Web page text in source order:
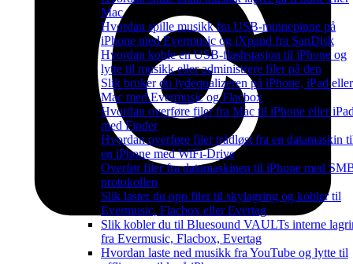
Mac
Hvordan spille musikk fra USB-minnepinne på
iPhone med Evermusic og iXpand fra SanDisk
Hvordan koble en USB-flashstasjon til iPhone og
lytte til musikk eller administrere filer på den
Slik bruker du lydequalizeren på iPhone, iPad eller
Mac med Evermusic og Flacbox
Hvordan overføre filer fra Mac til iPhone eller
med Finder
Hvordan overføre filer trådløst fra en datamaskin
en iPhone med WiFi-Drive
Overfør filer fra datamaskinen til iPhone med
protokollen
Slik laster du opp filer til skylagring og kobler til
Evermusic, Flacbox eller Evertag
Slik kobler du til Bluesound VAULTs interne
fra Evermusic, Flacbox, Evertag
Hvordan laste ned musikk fra YouTube og lytte til